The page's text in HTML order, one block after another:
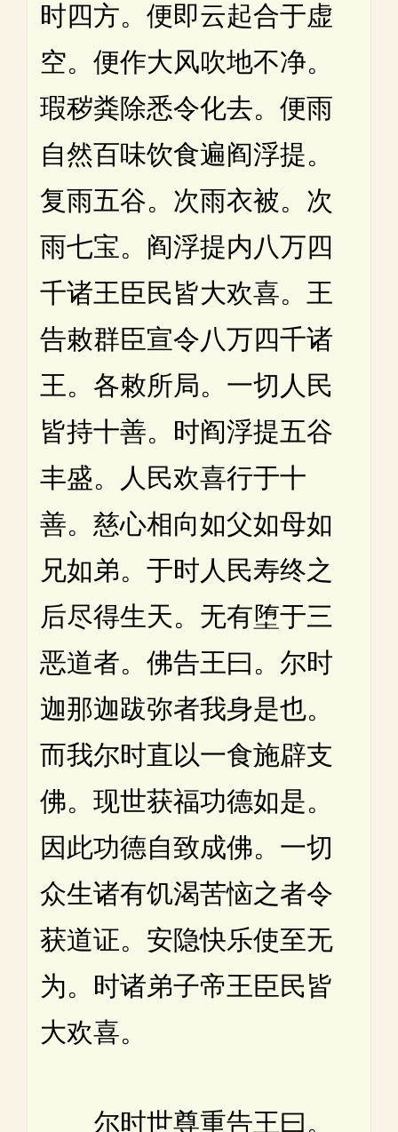
时四方。便即云起合于虚
空。便作大风吹地不净。
瑕秽粪除悉令化去。便雨
自然百味饮食遍阎浮提。
复雨五谷。次雨衣被。次
雨七宝。阎浮提内八万四
千诸王臣民皆大欢喜。王
告敕群臣宣令八万四千诸
王。各敕所局。一切人民
皆持十善。时阎浮提五谷
丰盛。人民欢喜行于十
善。慈心相向如父如母如
兄如弟。于时人民寿终之
后尽得生天。无有堕于三
恶道者。佛告王曰。尔时
迦那迦跋弥者我身是也。
而我尔时直以一食施辟支
佛。现世获福功德如是。
因此功德自致成佛。一切
众生诸有饥渴苦恼之者令
获道证。安隐快乐使至无
为。时诸弟子帝王臣民皆
大欢喜。
尔时世尊重告王曰。